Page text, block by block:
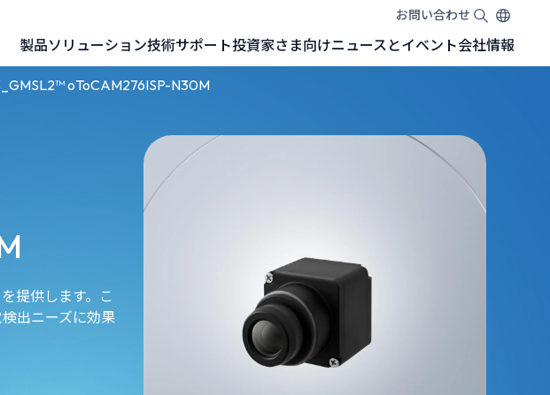
お問い合わせ
ENTWJA
製品ソリューション技術サポート投資家さま向けニュースとイベント会社情報
oToCAM276ISP-N30M
提供します。こ
出ニーズに効果